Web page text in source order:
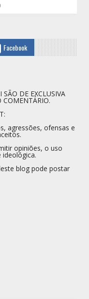
Facebook
DE EXCLUSIVA
COMENTÁRIO.
agressões, ofensas e
opiniões, o uso
ideológica.
blog pode postar